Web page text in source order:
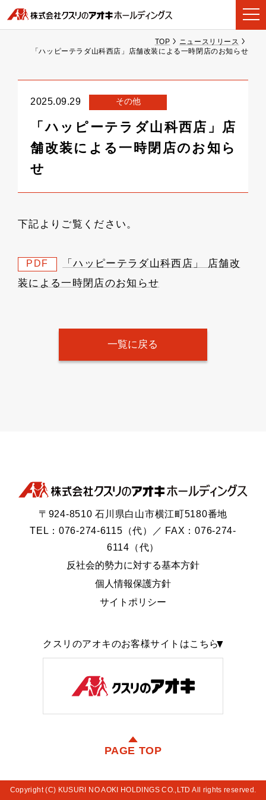
TOP
ニュースリリース
「ハッピーテラダ山科西店」店舗改装による一時閉店のお知らせ
2025.09.29 その他
「ハッピーテラダ山科西店」店
舗改装による一時閉店のお知ら
せ
下記よりご覧ください。
PDF
「ハッピーテラダ山科西店」 店舗改
装による一時閉店のお知らせ
一覧に戻る
〒924-8510 石川県白山市横江町5180番地
TEL：076-274-6115（代）／ FAX：076-274-
6114（代）
反社会的勢力に対する基本方針
個人情報保護方針
サイトポリシー
クスリのアオキのお客様サイトはこちら
PAGE TOP
Copyright (C) KUSURI NO AOKI HOLDINGS CO.,LTD All rights reserved.